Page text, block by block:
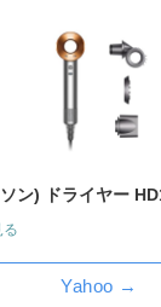
ン) ドライヤー
る
Yahoo →